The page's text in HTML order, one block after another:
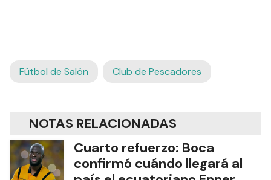
Fútbol de Salón Club de Pescadores
NOTAS RELACIONADAS
Cuarto refuerzo: Boca
confirmó cuándo llegará al